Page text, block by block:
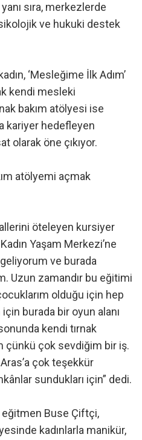
sıra, merkezlerde
ve hukuki destek
‘Mesleğime İlk Adım’
kendi mesleki
bakım atölyesi ise
kariyer hedefleyen
olarak öne çıkıyor.
atölyemi açmak
öteleyen kursiyer
Yaşam Merkezi’ne
ve burada
Uzun zamandır bu eğitimi
olduğu için hep
burada bir oyun alanı
kendi tırnak
çünkü çok sevdiğim bir iş.
çok teşekkür
sundukları için” dedi.
eğitmen Buse Çiftçi,
kadınlarla manikür,